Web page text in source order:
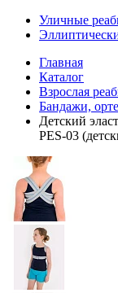
Уличные
Главная
Каталог
Взрослая
Бандажи,
Детский
PES-03